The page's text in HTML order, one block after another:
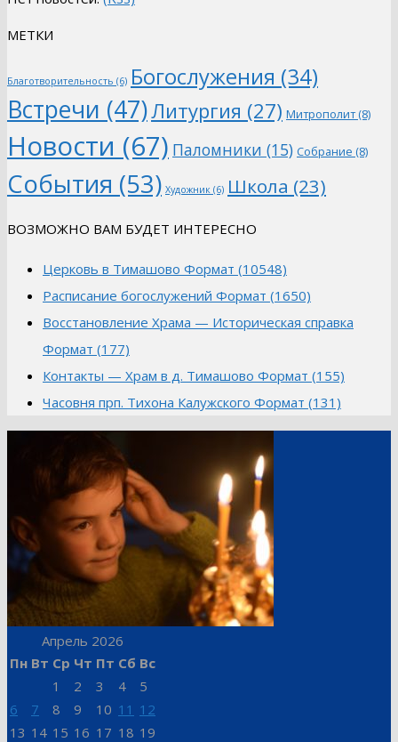
МЕТКИ
Благотворительность (6) Богослужения (34)
Встречи (47)Литургия (27) Митрополит(8)
Новости (67) Паломники (15) Собрание (8)
События (53) Художник (6) Школа (23)
ВОЗМОЖНО ВАМ БУДЕТ ИНТЕРЕСНО
Церковь в Тимашово Формат (10548)
Расписание богослужений Формат (1650)
Восстановление Храма — Историческая справка
Формат (177)
Контакты — Храм в д. Тимашово Формат (155)
Часовня прп. Тихона Калужского Формат (131)
Апрель 2026
Пн Вт Ср Чт Пт Сб Вс
1 2 3 4
5
6
7 8 9 10 11 12
13 14 15 16 17 18 19